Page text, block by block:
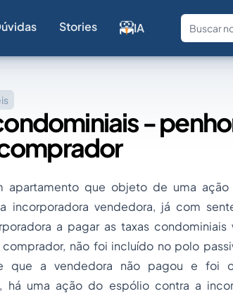
Stories IA
-
apartamento que objeto de uma
incorporadora vendedora, já com
a pagar as taxas
não foi incluído no polo
que a vendedora não pagou e foi
há uma ação do espólio contra a